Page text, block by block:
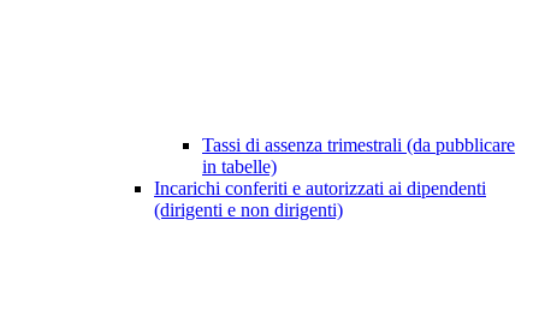
Tassi di assenza trimestrali (da pubblicare
in tabelle)
Incarichi conferiti e autorizzati ai dipendenti
(dirigenti e non dirigenti)